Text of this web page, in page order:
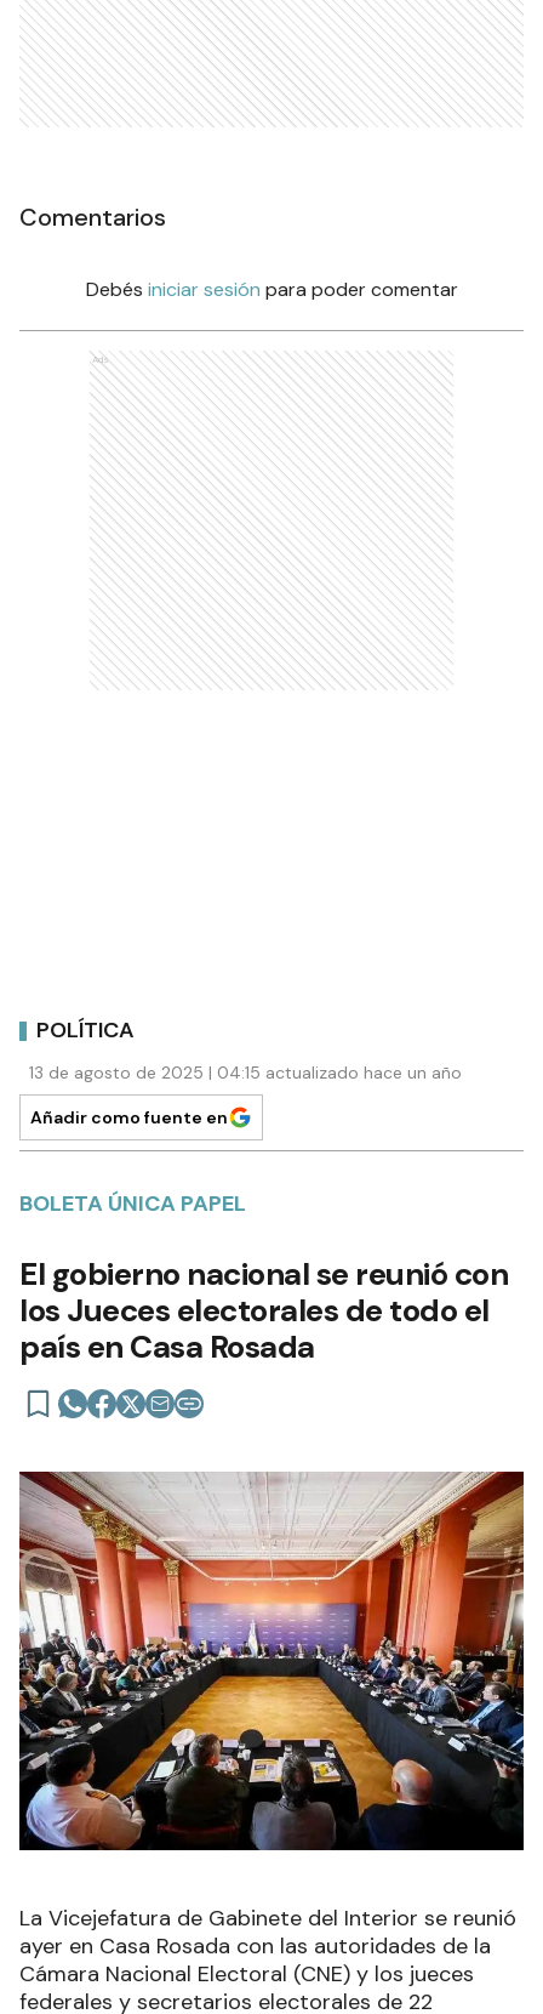
Comentarios
Debés iniciar sesión para poder comentar
Ads
POLÍTICA
13 de agosto de 2025 | 04:15 actualizado hace un año
Añadir como fuente en
BOLETA ÚNICA PAPEL
El gobierno nacional se reunió con
los Jueces electorales de todo el
país en Casa Rosada
La Vicejefatura de Gabinete del Interior se reunió
ayer en Casa Rosada con las autoridades de la
Cámara Nacional Electoral (CNE) y los jueces
federales y secretarios electorales de 22